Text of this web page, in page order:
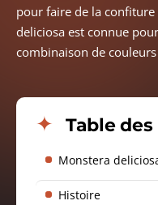
pour faire de la
deliciosa est connue
combinaison de
Table
Monstera
Histoire